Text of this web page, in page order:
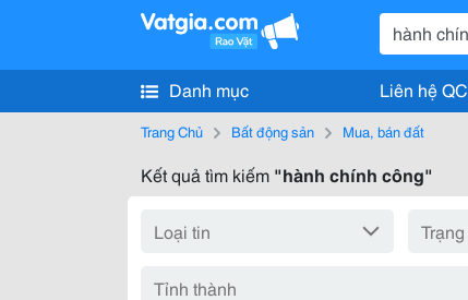
Danh mục Liên hệ QC
Trang Chủ Bất động sản Mua, bán đất
Kết quả tìm kiếm "hành chính công"